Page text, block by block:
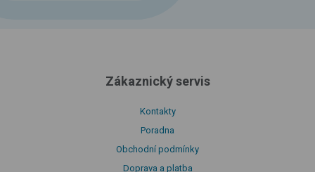
Zákaznický servis
Kontakty
Poradna
Obchodní podmínky
Doprava a platba